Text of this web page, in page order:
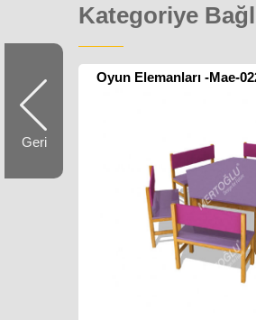
Geri
Kategoriye
Oyun Elemanları -Mae-